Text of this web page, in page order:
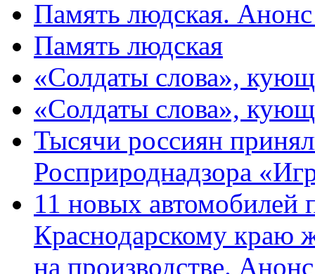
Память людская.
Память людская
«Солдаты слова»,
«Солдаты слова»,
Тысячи россиян
Росприроднадзора
11 новых автомобилей
Краснодарскому краю
на производстве.